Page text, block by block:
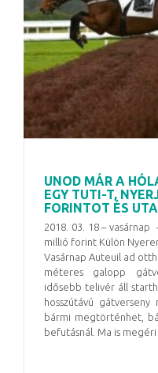
UNOD MÁR A
EGY TUTI-T,
FORINTOT ÉS
2018. 03. 18 –
millió forint Külön
Vasárnap Auteuil ad
méteres galopp
idősebb telivér áll
hosszútávú
bármi megtörténhet,
befutásnál. Ma is megéri